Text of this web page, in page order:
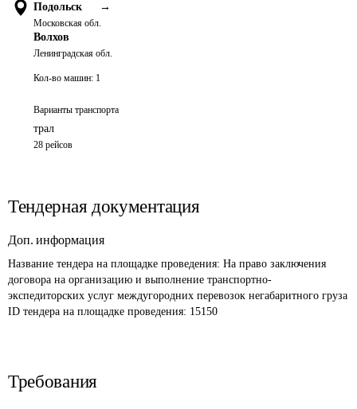
Подольск →
Московская обл.
Волхов
Ленинградская обл.
Кол-во машин: 1
Варианты транспорта
трал
28 рейсов
Тендерная документация
Доп. информация
Название тендера на площадке проведения: На право заключения
договора на организацию и выполнение транспортно-
экспедиторских услуг междугородних перевозок негабаритного груза
ID тендера на площадке проведения: 15150
Требования